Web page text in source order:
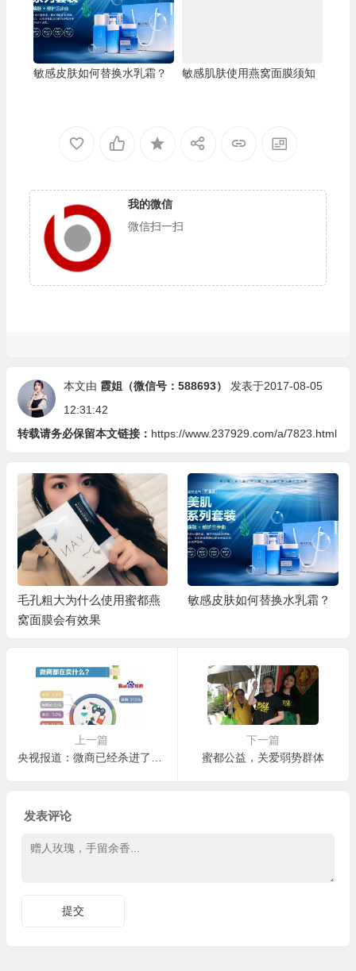
敏感皮肤如何替换水乳霜？ 敏感肌肤使用燕窝面膜须知
我的微信
微信扫一扫
本文由 霞姐（微信号：588693）
发表于2017-08-05
12:31:42
转载请务必保留本文链接： https://www.237929.com/a/7823.html
毛孔粗大为什么使用蜜都燕
窝面膜会有效果
敏感皮肤如何替换水乳霜？
上一篇
下一篇
蜜都公益，关爱弱势群体
发表评论